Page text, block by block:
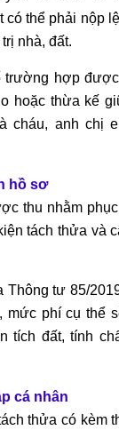
có thể phải nộp
nhà, đất.
trường hợp
hoặc thừa kế
cháu, anh chị
hồ sơ
thu nhằm
tách thửa và
Thông tư 85/
mức phí cụ thể
tích đất, tính
cá nhân
thửa có kèm